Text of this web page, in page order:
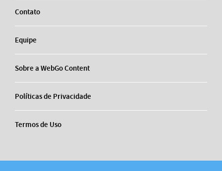
Contato
Equipe
Sobre a WebGo Content
Políticas de Privacidade
Termos de Uso